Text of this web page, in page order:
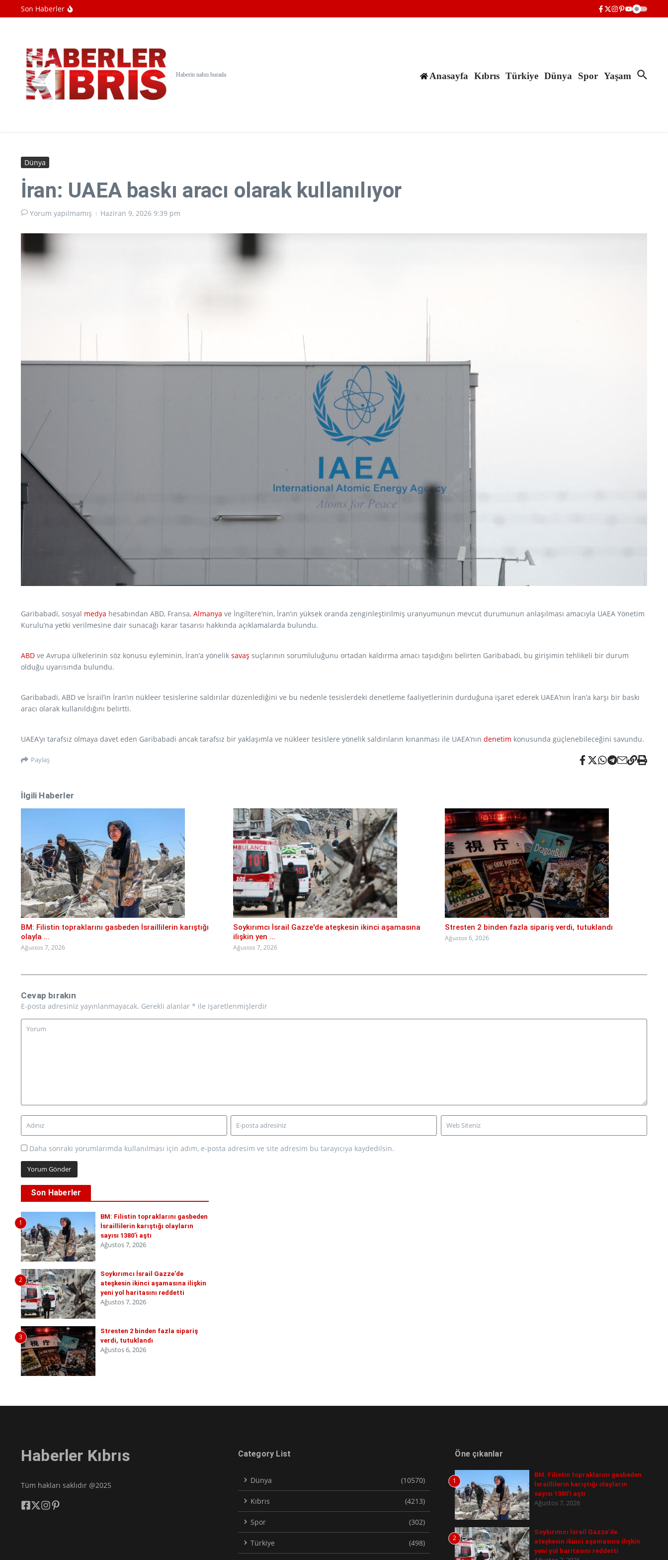
İçeriğe atlaSon Haberler
Haberin nabzı burada Anasayfa Kıbrıs Türkiye Dünya Spor Yaşam
Dünya
İran: UAEA baskı aracı olarak kullanılıyor
Yorum yapılmamış Haziran 9, 2026 9:39 pm
Garibabadi, sosyal medya hesabından ABD, Fransa, Almanya ve İngiltere’nin, İran’ın yüksek oranda zenginleştirilmiş uranyumunun mevcut durumunun anlaşılması amacıyla UAEA Yönetim
Kurulu’na yetki verilmesine dair sunacağı karar tasarısı hakkında açıklamalarda bulundu.
ABD ve Avrupa ülkelerinin söz konusu eyleminin, İran’a yönelik savaş suçlarının sorumluluğunu ortadan kaldırma amacı taşıdığını belirten Garibabadi, bu girişimin tehlikeli bir durum
olduğu uyarısında bulundu.
Garibabadi, ABD ve İsrail’in İran’ın nükleer tesislerine saldırılar düzenlediğini ve bu nedenle tesislerdeki denetleme faaliyetlerinin durduğuna işaret ederek UAEA’nın İran’a karşı bir baskı
aracı olarak kullanıldığını belirtti.
UAEA’yı tarafsız olmaya davet eden Garibabadi ancak tarafsız bir yaklaşımla ve nükleer tesislere yönelik saldırıların kınanması ile UAEA’nın denetim konusunda güçlenebileceğini savundu.
Paylaş
İlgili Haberler
BM: Filistin topraklarını gasbeden İsraillilerin karıştığı
olayla ...
Ağustos 7, 2026
Soykırımcı İsrail Gazze'de ateşkesin ikinci aşamasına
ilişkin yen ...
Ağustos 7, 2026
Stresten 2 binden fazla sipariş verdi, tutuklandı
Ağustos 6, 2026
Cevap bırakın
E-posta adresiniz yayınlanmayacak. Gerekli alanlar * ile işaretlenmişlerdir
Daha sonraki yorumlarımda kullanılması için adım, e-posta adresim ve site adresim bu tarayıcıya kaydedilsin.
Son Haberler
1
BM: Filistin topraklarını gasbeden
İsraillilerin karıştığı olayların
sayısı 1380'i aştı
Ağustos 7, 2026
2
Soykırımcı İsrail Gazze'de
ateşkesin ikinci aşamasına ilişkin
yeni yol haritasını reddetti
Ağustos 7, 2026
3
Stresten 2 binden fazla sipariş
verdi, tutuklandı
Ağustos 6, 2026
Haberler Kıbrıs
Tüm hakları saklıdır @2025
Category List
Dünya (10570)
Kıbrıs (4213)
Spor (302)
Türkiye (498)
Öne çıkanlar
1
BM: Filistin topraklarını gasbeden
İsraillilerin karıştığı olayların
sayısı 1380'i aştı
Ağustos 7, 2026
2
Soykırımcı İsrail Gazze'de
ateşkesin ikinci aşamasına ilişkin
yeni yol haritasını reddetti